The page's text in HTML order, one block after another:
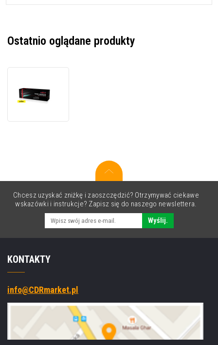
Ostatnio oglądane produkty
do
(yellow)
Chcesz uzyskać zniżkę i zaoszczędzić? Otrzymywać ciekawe
wskazówki i instrukcje? Zapisz się do naszego newslettera.
Wyślij.
KONTAKTY
info@CDRmarket.pl